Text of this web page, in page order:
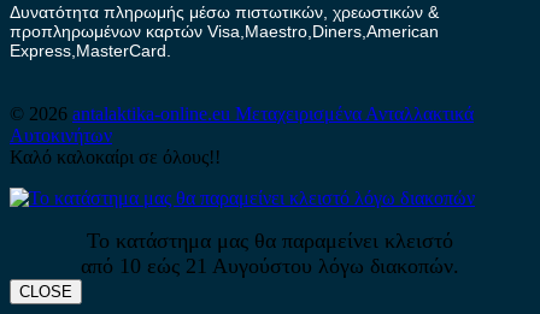
Δυνατότητα πληρωμής μέσω πιστωτικών, χρεωστικών &
προπληρωμένων καρτών Visa,Maestro,Diners,American
Express,MasterCard.
© 2026 antalaktika-online.eu Μεταχειρισμένα Ανταλλακτικά
Αυτοκινήτων
Καλό καλοκαίρι σε όλους!!
Το κατάστημα μας θα παραμείνει κλειστό
από 10 εώς 21 Αυγούστου λόγω διακοπών.
CLOSE